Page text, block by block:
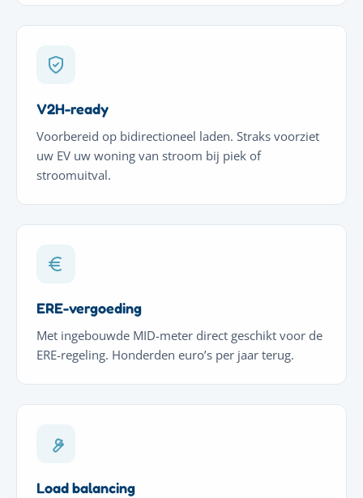
V2H-ready
Voorbereid op bidirectioneel laden. Straks voorziet
uw EV uw woning van stroom bij piek of
stroomuitval.
ERE-vergoeding
Met ingebouwde MID-meter direct geschikt voor de
ERE-regeling. Honderden euro’s per jaar terug.
Load balancing